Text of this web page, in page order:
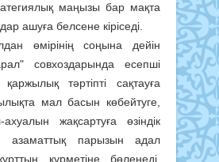
маңызы бар мақта
ашуға белсене кіріседі.
өмірінің соңына дейін
совхоздарында есепші
тәртіпті сақтауға
мал басын көбейтуге,
жақсартуға өзіндік
азаматтық парызын адал
құрметіне бөленеді.